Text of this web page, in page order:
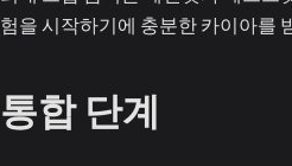
험을 시작하기에 충분한 카이아를
통합 단계